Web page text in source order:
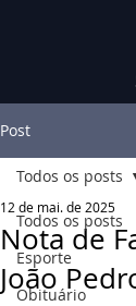
Post
Todos os posts
Esporte
Obituário
Todos os posts
Nota de
João
12 de mai. de 2025